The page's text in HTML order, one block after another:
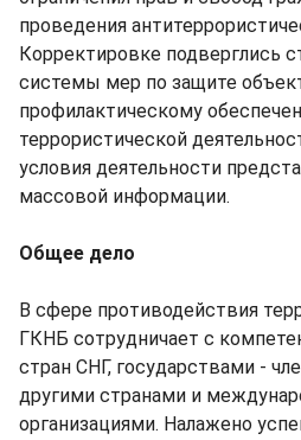
проведения
Корректировке подверглись
системы мер по защите
профилактическому
террористической
условия деятельности
массовой информации.
Общее дело
В сфере противодействия
ГКНБ сотрудничает с
стран СНГ, государствами -
другими странами и
организациями. Налажено